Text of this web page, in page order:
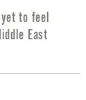
to feel
East